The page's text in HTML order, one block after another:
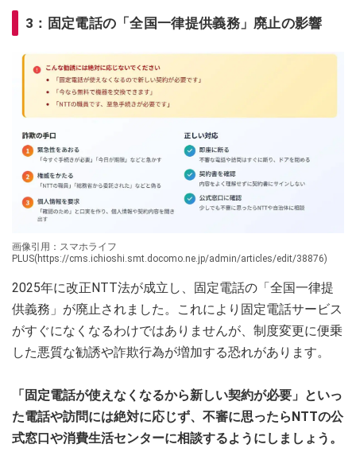
3：固定電話の「全国一律提供義務」廃止の影響
画像引用：スマホライフ
PLUS(https://cms.ichioshi.smt.docomo.ne.jp/admin/articles/edit/38876)
2025年に改正NTT法が成立し、固定電話の「全国一律提
供義務」が廃止されました。これにより固定電話サービス
がすぐになくなるわけではありませんが、制度変更に便乗
した悪質な勧誘や詐欺行為が増加する恐れがあります。
「固定電話が使えなくなるから新しい契約が必要」といっ
た電話や訪問には絶対に応じず、不審に思ったらNTTの公
式窓口や消費生活センターに相談するようにしましょう。